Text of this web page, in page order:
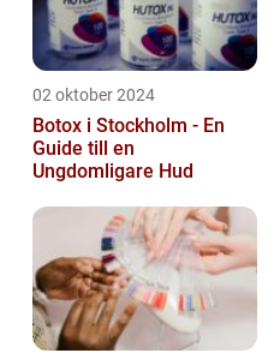
02 oktober 2024
Botox i Stockholm - En
Guide till en
Ungdomligare Hud